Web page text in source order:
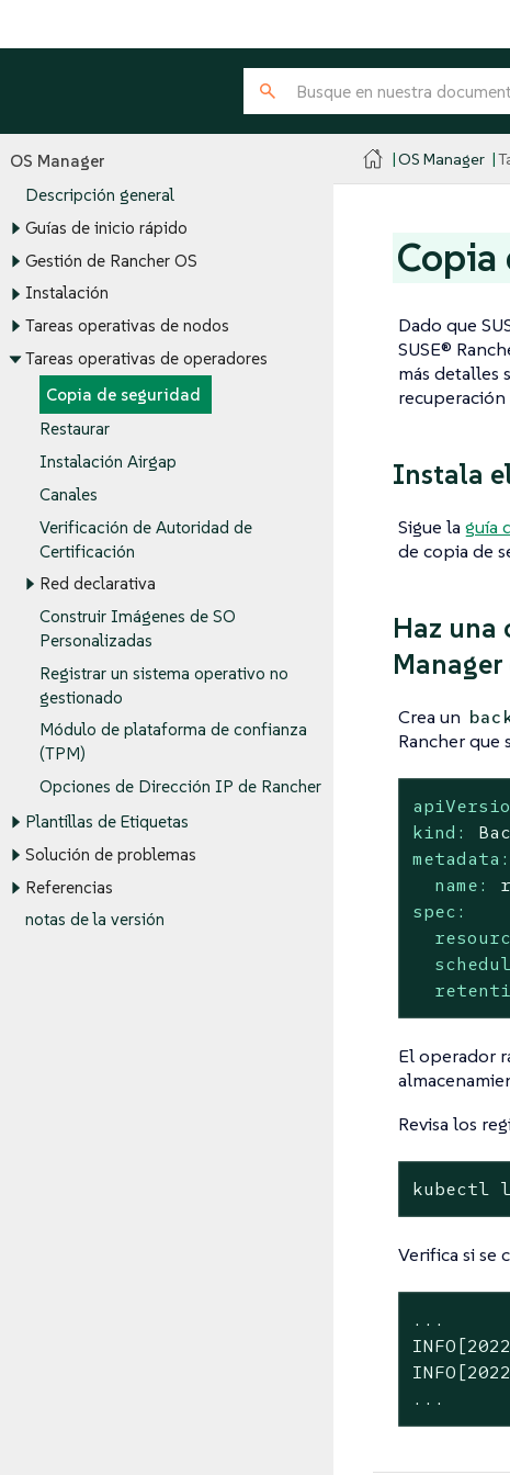
OS Manager
Descripción general
Guías de inicio rápido
Gestión de Rancher OS
Instalación
Tareas operativas de nodos
Tareas operativas de operadores
Copia de seguridad
Restaurar
Instalación Airgap
Canales
Verificación de Autoridad de
Certificación
Red declarativa
Construir Imágenes de SO
Personalizadas
Registrar un sistema operativo no
gestionado
Módulo de plataforma de confianza
(TPM)
Opciones de Dirección IP de Rancher
Plantillas de Etiquetas
Solución de problemas
Referencias
notas de la versión
OS Manager
Copia
Dado que
SUSE®
más detalles
recuperación
Instala
Sigue la guía
de copia de
Haz una
Crea un
Rancher que
kind:
metadata:
name:
spec:
El operador
Revisa los
kubectl
Verifica si se
...
...